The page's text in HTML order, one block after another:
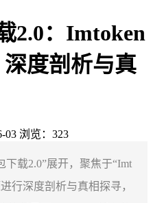
2.0：Imtoken
度剖析与真
03 浏览：323
下载2.0”展开，聚焦于“Imt
行深度剖析与真相探寻，